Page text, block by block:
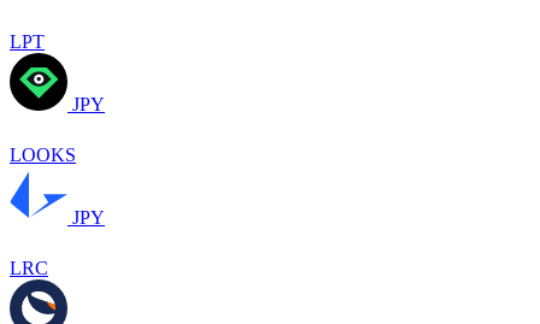
LPT
JPY
LOOKS
JPY
LRC